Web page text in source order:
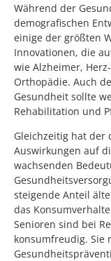
Während der
demografischen
einige der größten
Innovationen, die
wie Alzheimer,
Orthopädie. Auch
Gesundheit sollte
Rehabilitation und
Gleichzeitig hat der
Auswirkungen auf
wachsenden
steigende Anteil
das
Senioren sind bei
konsumfreudig. Sie